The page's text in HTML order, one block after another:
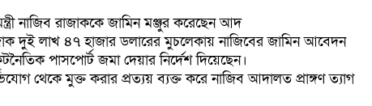
নাজিব রাজাককে জামিন মঞ্জুর করেছেন আদ
দুই লাখ ৪৭ হাজার ডলারের মুচলেকায় নাজিবের জামিন আবেদন
পাসপোর্ট জমা দেয়ার নির্দেশ দিয়েছেন।
থেকে মুক্ত করার প্রত্যয় ব্যক্ত করে নাজিব আদালত প্রাঙ্গণ ত্যাগ